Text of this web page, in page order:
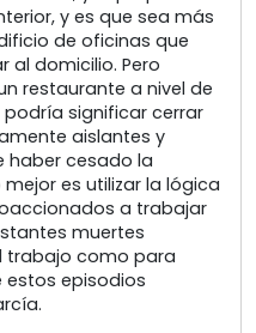
y es que sea más
de oficinas que
al domicilio. Pero
restaurante a nivel de
significar cerrar
aislantes y
haber cesado la
es utilizar la lógica
a trabajar
muertes
trabajo como para
estos episodios